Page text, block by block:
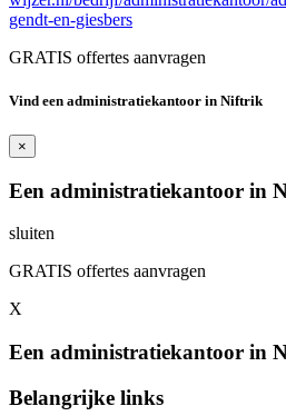
gendt-en-giesbers
GRATIS offertes aanvragen
Vind een administratiekantoor in Niftrik
×
Een administratiekantoor in
sluiten
GRATIS offertes aanvragen
X
Een administratiekantoor in
Belangrijke links